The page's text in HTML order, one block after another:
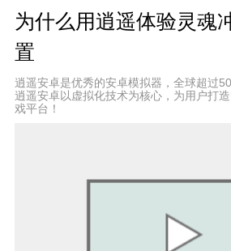
[官方论坛]
https://twitter.com/SoulStrike_EN
https://www.facebook.com/
文繁體, ไทย, Tiếng Việt, Deutsch,
手机应用访问权限相关说明
为什么用逍遥体验灵魂
置
逍遥安卓是优秀的安卓模拟器，全球超过
逍遥安卓以虚拟化技术为核心，为用户打
戏平台！